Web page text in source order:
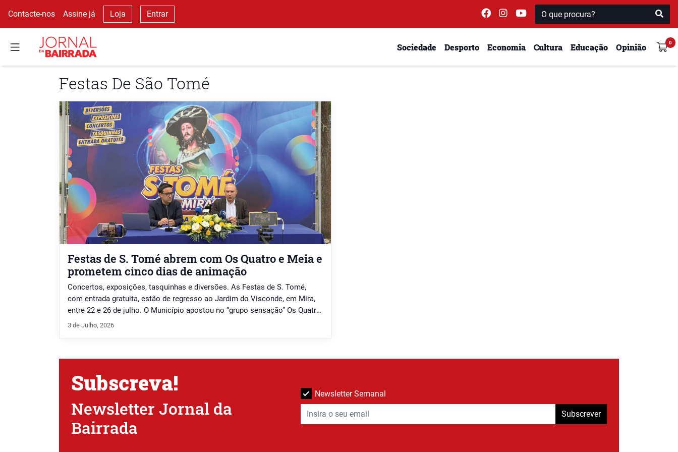
Contacte-nos Assine já Loja Entrar
Sociedade Desporto Economia Cultura Educação Opinião
Festas De São Tomé
Festas de S. Tomé abrem com Os Quatro e Meia e
prometem cinco dias de animação
Concertos, exposições, tasquinhas e diversões. As Festas de S. Tomé,
com entrada gratuita, estão de regresso ao Jardim do Visconde, em Mira,
entre 22 e 26 de julho. O Município apostou no “grupo sensação” Os Quatro
e Meia para o primeiro dia, “um nome forte, um gosto musical que agrada a
3 de Julho, 2026
Subscreva!
Newsletter Jornal da
Bairrada
Newsletter Semanal
Subscrever